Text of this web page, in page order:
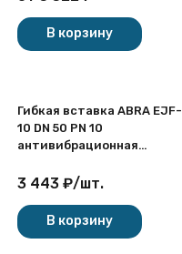
В корзину
Гибкая вставка ABRA EJF-
10 DN 50 PN 10
антивибрационная
3 443 ₽/шт.
В корзину